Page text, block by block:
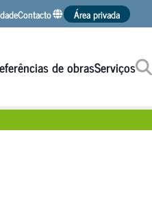
Contacto
ARDEX Espanha
ARDEX Internacional
Área privada
de obrasServiços